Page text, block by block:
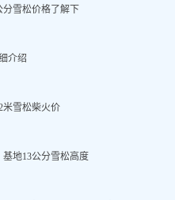
分雪松价格了解下
介绍
米雪松柴火价
地13公分雪松高度